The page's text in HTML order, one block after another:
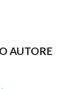
AUTORE